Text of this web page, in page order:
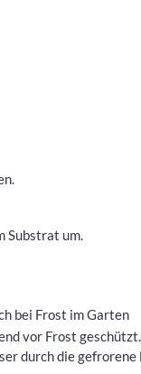
Substrat um.
bei Frost im Garten
vor Frost geschützt.
durch die gefrorene